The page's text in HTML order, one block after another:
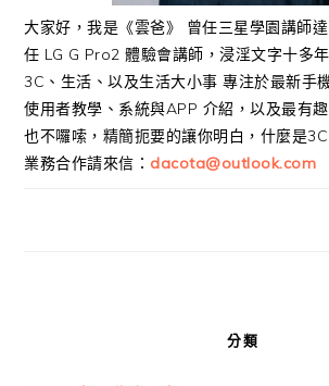
大家好，我是《雲爸》 曾任三星學園講師
任 LG G Pro2 體驗會講師，浸淫文字十多
3C、生活、以及生活大小事 專注於最新手
使用者教學、系統與APP 介紹，以及最有
也不囉嗦，精簡扼要的讓你明白，什麼是3C
業務合作請來信： dacota@outlook.com
分類